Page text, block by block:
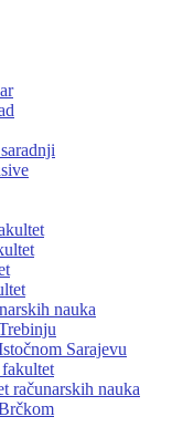
nauka
Sarajevu
računarskih nauka